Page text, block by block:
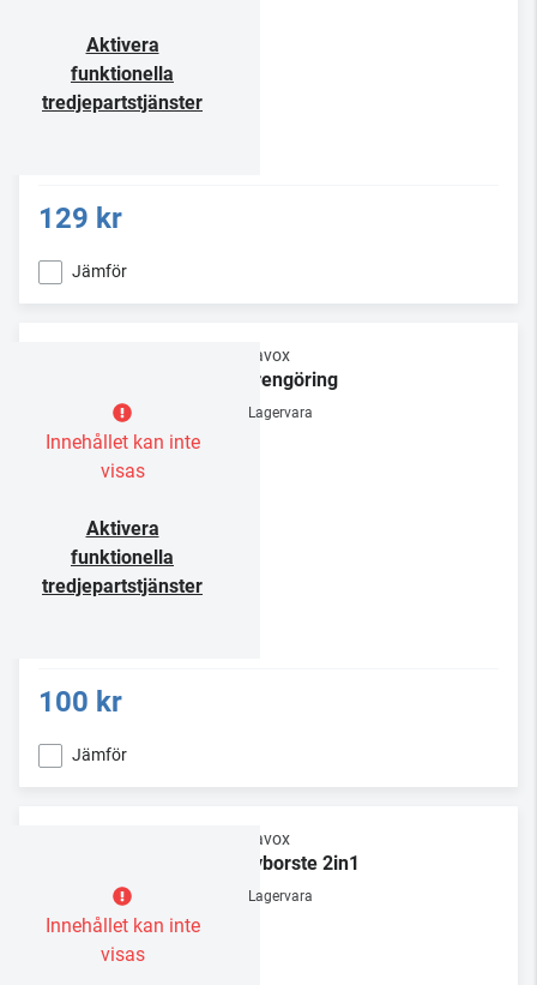
Aktivera
funktionella
tredjepartstjänster
129 kr
Jämför
Innehållet kan inte
visas
Aktivera
funktionella
tredjepartstjänster
Dynavox
Nålrengöring
Lagervara
100 kr
Jämför
Innehållet kan inte
visas
Dynavox
Skivborste 2in1
Lagervara